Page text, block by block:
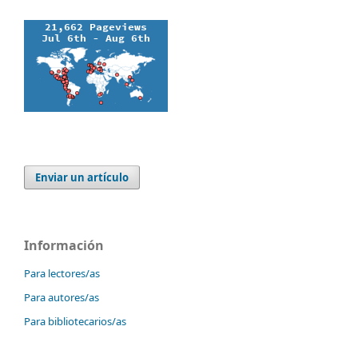
Enviar un artículo
Información
Para lectores/as
Para autores/as
Para bibliotecarios/as